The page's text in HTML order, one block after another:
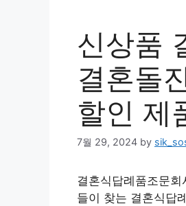
신상품
결혼돌
할인 제
7월 29, 2024 by
결혼식답례품조문
들이 찾는 결혼식답